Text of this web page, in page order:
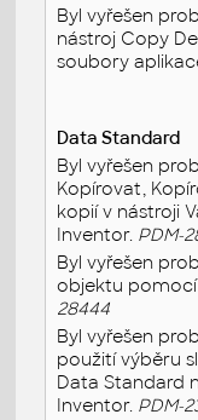
Byl vyřešen
nástroj Copy
soubory
Data Standard
Byl vyřešen
Kopírovat,
kopií v nástroji
Inventor. PDM-
Byl vyřešen
objektu pomocí
28444
Byl vyřešen
použití výběru
Data Standard
Inventor. PDM-